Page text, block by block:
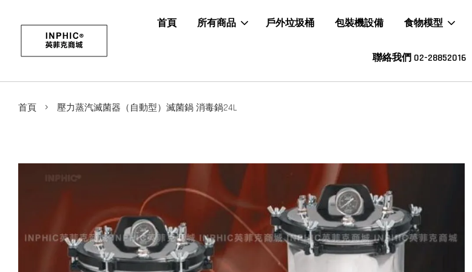
首頁 所有商品 戶外垃圾桶 包裝機設備 食物模型
聯絡我們 02-28852016
首頁 › 壓力蒸汽滅菌器（自動型）滅菌鍋 消毒鍋24L